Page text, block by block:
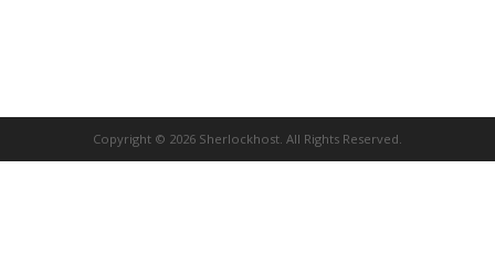
Copyright © 2026 Sherlockhost. All Rights Reserved.